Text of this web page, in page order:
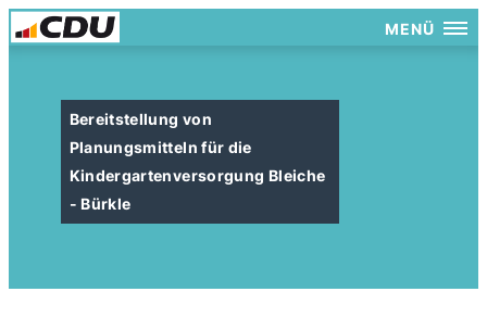
MENÜ
Bereitstellung von
Planungsmitteln für die
Kindergartenversorgung Bleiche
- Bürkle